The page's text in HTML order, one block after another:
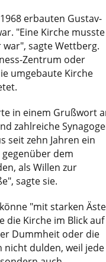
erbauten Gustav-
"Eine Kirche musste
sagte Wettberg.
Zentrum oder
umgebaute Kirche
in einem Grußwort
zahlreiche
seit zehn Jahren ein
dem
als Willen zur
sagte sie.
"mit starken
die Kirche im Blick auf
Dummheit oder die
nicht dulden, weil jede